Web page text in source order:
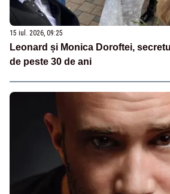
15 iul. 2026, 09:25
Leonard și Monica Doroftei,
de peste 30 de ani